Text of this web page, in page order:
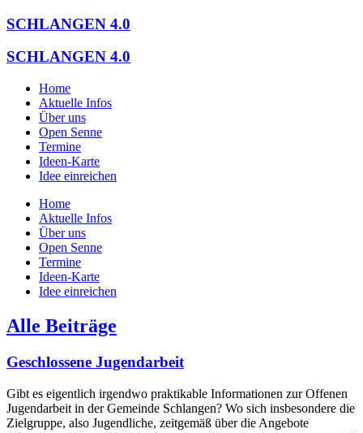
Zum
springen
SCHLANGEN 4.0
SCHLANGEN 4.0
Home
Aktuelle Infos
Über uns
Open Senne
Termine
Ideen-Karte
Idee einreichen
Home
Aktuelle Infos
Über uns
Open Senne
Termine
Ideen-Karte
Idee einreichen
Alle Beiträge
Geschlossene Jugendarbeit
Gibt es eigentlich irgendwo praktikable Informationen zur Offenen
Jugendarbeit in der Gemeinde Schlangen? Wo sich insbesondere die
Zielgruppe, also Jugendliche, zeitgemäß über die Angebote